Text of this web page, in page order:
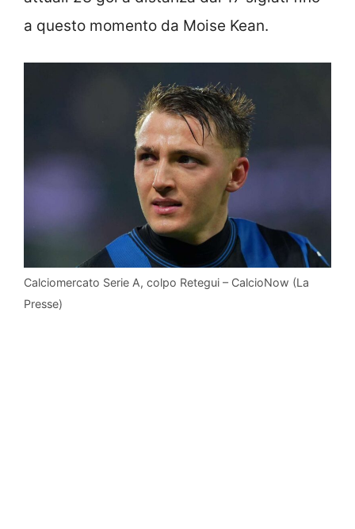
a questo momento da Moise Kean.
Calciomercato Serie A, colpo Retegui – CalcioNow (La
Presse)